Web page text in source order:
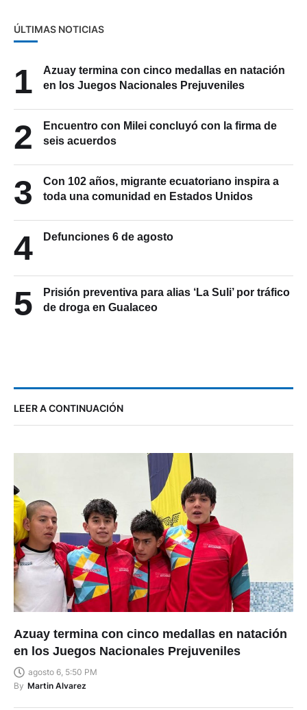
ÚLTIMAS NOTICIAS
1
Azuay termina con cinco medallas en natación
en los Juegos Nacionales Prejuveniles
2
Encuentro con Milei concluyó con la firma de
seis acuerdos
3
Con 102 años, migrante ecuatoriano inspira a
toda una comunidad en Estados Unidos
4 Defunciones 6 de agosto
5
Prisión preventiva para alias ‘La Suli’ por tráfico
de droga en Gualaceo
LEER A CONTINUACIÓN
Azuay termina con cinco medallas en natación
en los Juegos Nacionales Prejuveniles
agosto 6, 5:50 PM
By Martin Alvarez